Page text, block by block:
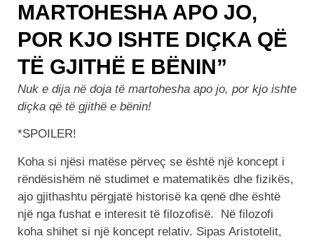
MARTOHESHA APO JO,
POR KJO ISHTE DIÇKA QË
TË GJITHË E BËNIN”
Nuk e dija në doja të martohesha apo jo, por kjo ishte
diçka që të gjithë e bënin!
*SPOILER!
Koha si njësi matëse përveç se është një koncept i
rëndësishëm në studimet e matematikës dhe fizikës,
ajo gjithashtu përgjatë historisë ka qenë dhe është
një nga fushat e interesit të filozofisë. Në filozofi
koha shihet si një koncept relativ. Sipas Aristotelit,